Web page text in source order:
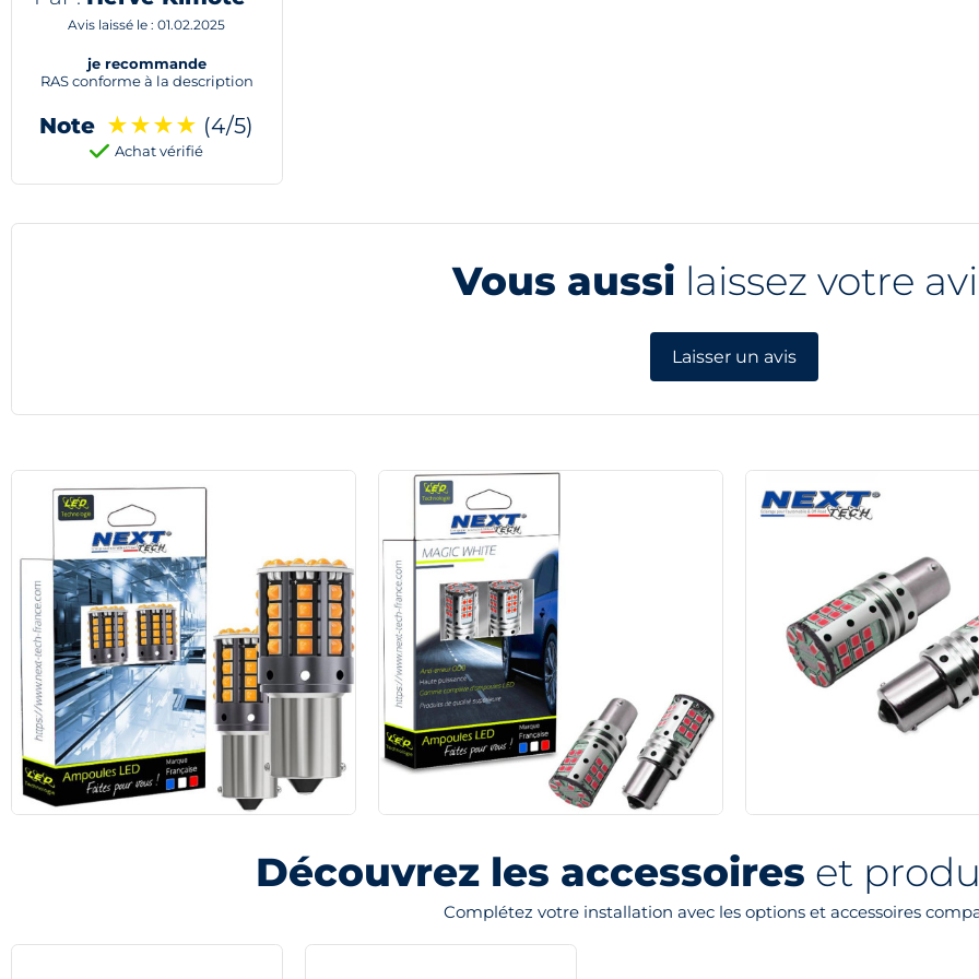
Avis laissé le : 01.02.2025
je recommande
RAS conforme à la description
Note ★★★★ (4/5)
Achat vérifié
Vous aussi laissez votre
Laisser un avis
Découvrez les accessoires et
Complétez votre installation avec les options et accessoires